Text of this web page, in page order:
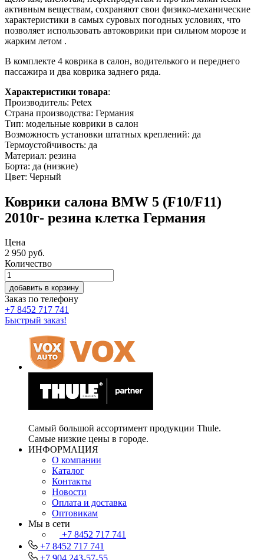
активным веществам, сохраняют свои физико-механические
характеристики в самых суровых погодных условиях, что
позволяет использовать автоковрики при сильном морозе и
жарким летом .
В комплекте 4 коврика в салон, водителького и переднего
пассажира и два коврика заднего ряда.
Характеристики товара:
Производитель: Petex
Страна производства: Германия
Тип: модельные коврики в салон
Возможность установки штатных креплений: да
Термоустойчивость: да
Материал: резина
Борта: да (низкие)
Цвет: Черный
Коврики салона BMW 5 (F10/F11)
2010г- резина клетка Германия
Цена
2 950 руб.
Количество
добавить в корзину
Заказ по телефону
+7 8452 717 741
Быстрый заказ!
Самый большой ассортимент продукции Thule.
Самые низкие цены в городе.
ИНФОРМАЦИЯ
О компании
Каталог
Контакты
Новости
Оплата и доставка
Оптовикам
Мы в сети
+7 8452 717 741
+7 8452 717 741